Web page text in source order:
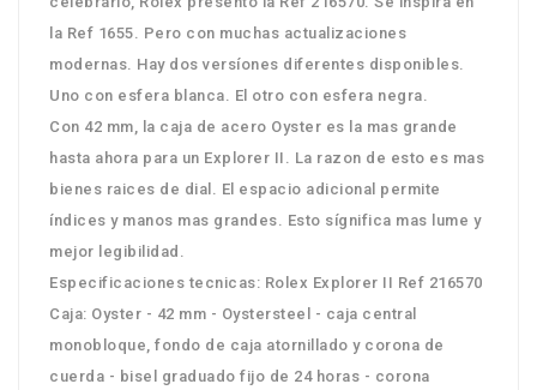
la Ref 1655. Pero con muchas actualizaciones
modernas. Hay dos versíones diferentes disponibles.
Uno con esfera blanca. El otro con esfera negra.
Con 42 mm, la caja de acero Oyster es la mas grande
hasta ahora para un Explorer II. La razon de esto es mas
bienes raices de dial. El espacio adicional permite
índices y manos mas grandes. Esto sígnifica mas lume y
mejor legibilidad.
Especificaciones tecnicas: Rolex Explorer II Ref 216570
Caja: Oyster - 42 mm - Oystersteel - caja central
monobloque, fondo de caja atornillado y corona de
cuerda - bisel graduado fijo de 24 horas - corona